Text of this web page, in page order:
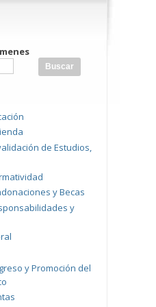
de Estudios,
y Becas
y
y Promoción del